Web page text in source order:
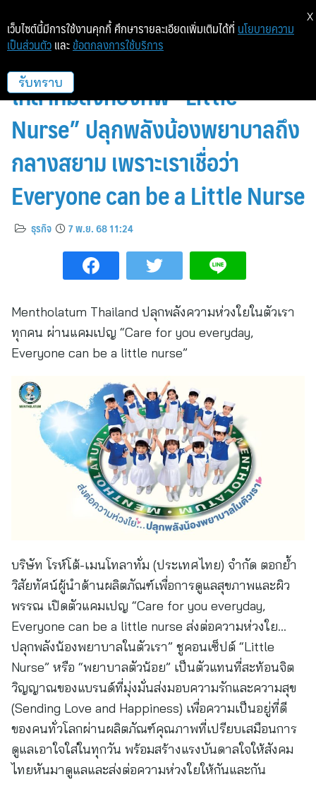
เติมเต็มหัวใจด้วยความห่วงใย เมน
โทลาทั่มส่งกองทัพ “Little
Nurse” ปลุกพลังน้องพยาบาลถึง
กลางสยาม เพราะเราเชื่อว่า
Everyone can be a Little Nurse
ธุรกิจ 7 พ.ย. 68 11:24
Mentholatum Thailand ปลุกพลังความห่วงใยในตัวเรา
ทุกคน ผ่านแคมเปญ “Care for you everyday,
Everyone can be a little nurse”
บริษัท โรห์โต้-เมนโทลาทั่ม (ประเทศไทย) จำกัด ตอกย้ำ
วิสัยทัศน์ผู้นำด้านผลิตภัณฑ์เพื่อการดูแลสุขภาพและผิว
พรรณ เปิดตัวแคมเปญ “Care for you everyday,
Everyone can be a little nurse ส่งต่อความห่วงใย…
ปลุกพลังน้องพยาบาลในตัวเรา” ชูคอนเซ็ปต์ “Little
Nurse” หรือ “พยาบาลตัวน้อย” เป็นตัวแทนที่สะท้อนจิต
วิญญาณของแบรนด์ที่มุ่งมั่นส่งมอบความรักและความสุข
(Sending Love and Happiness) เพื่อความเป็นอยู่ที่ดี
ของคนทั่วโลกผ่านผลิตภัณฑ์คุณภาพที่เปรียบเสมือนการ
ดูแลเอาใจใส่ในทุกวัน พร้อมสร้างแรงบันดาลใจให้สังคม
ไทยหันมาดูแลและส่งต่อความห่วงใยให้กันและกัน
เว็บไซต์นี้มีการใช้งานคุกกี้ ศึกษารายละเอียดเพิ่มเติมได้ที่ นโยบายความ
เป็นส่วนตัว และ ข้อตกลงการใช้บริการ
รับทราบ
X